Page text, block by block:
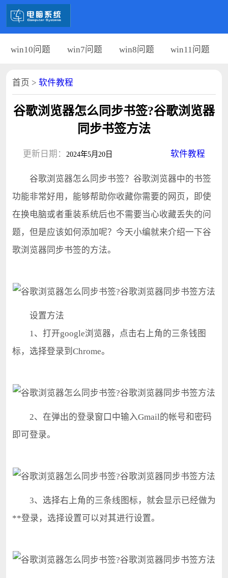
win10问题 win7问题 win8问题 win11问题
首页 > 软件教程
谷歌浏览器怎么同步书签?谷歌浏览器
同步书签方法
更新日期： 2024年5月20日 软件教程
谷歌浏览器怎么同步书签？谷歌浏览器中的书签
功能非常好用，能够帮助你收藏你需要的网页，即使
在换电脑或者重装系统后也不需要当心收藏丢失的问
题，但是应该如何添加呢？今天小编就来介绍一下谷
歌浏览器同步书签的方法。
设置方法
1、打开google浏览器，点击右上角的三条钱图
标，选择登录到Chrome。
2、在弹出的登录窗口中输入Gmail的帐号和密码
即可登录。
3、选择右上角的三条线图标，就会显示已经做为
**登录，选择设置可以对其进行设置。